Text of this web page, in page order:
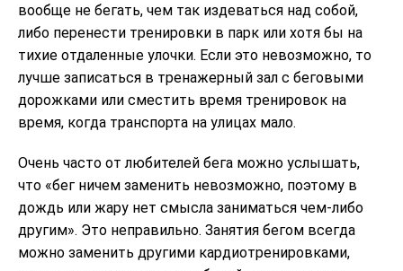
вообще не бегать, чем так издеваться над собой,
либо перенести тренировки в парк или хотя бы на
тихие отдаленные улочки. Если это невозможно, то
лучше записаться в тренажерный зал с беговыми
дорожками или сместить время тренировок на
время, когда транспорта на улицах мало.
Очень часто от любителей бега можно услышать,
что «бег ничем заменить невозможно, поэтому в
дождь или жару нет смысла заниматься чем-либо
другим». Это неправильно. Занятия бегом всегда
можно заменить другими кардиотренировками,